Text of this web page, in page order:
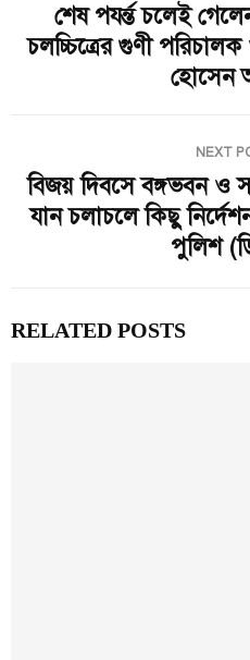
শেষ পযর্ন্ত চলেই
চলচ্চিত্রের গুণী
হোসেন
NEXT
বিজয় দিবসে বঙ্গভবন ও
যান চলাচলে কিছু
পুলিশ
RELATED POSTS